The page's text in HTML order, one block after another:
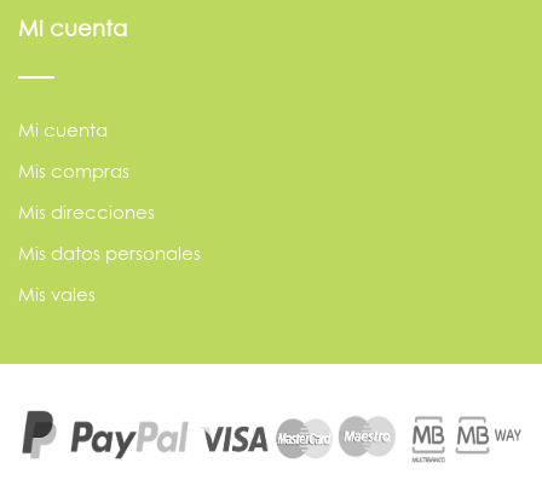
Mi cuenta
Mi cuenta
Mis compras
Mis direcciones
Mis datos personales
Mis vales